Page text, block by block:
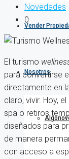
Vender
Nosotros
Novedades
0
El turismo
para convertirse
directamente en
claro, vivir. Hoy,
spa o retiros
diseñados para
de manera
con acceso a